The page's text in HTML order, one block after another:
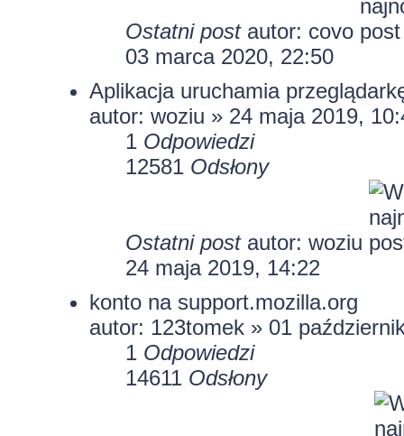
Ostatni post autor: covo
03 marca 2020, 22:50
Aplikacja uruchamia
autor: woziu » 24 maja 2019,
1 Odpowiedzi
12581 Odsłony
Ostatni post autor: woziu
24 maja 2019, 14:22
konto na support.mozilla.org
autor: 123tomek» 01
1 Odpowiedzi
14611 Odsłony